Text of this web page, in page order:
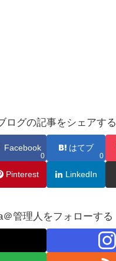
ログの記事をシェアする
Facebook
0
はてブ
0
Pinterest LinkedIn
＠管理人をフォローする